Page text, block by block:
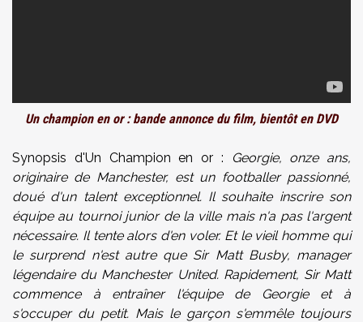
Un champion en or : bande annonce du film, bientôt en DVD
Synopsis d'Un Champion en or :
Georgie, onze ans,
originaire de Manchester, est un footballer passionné,
doué d'un talent exceptionnel. Il souhaite inscrire son
équipe au tournoi junior de la ville mais n'a pas l'argent
nécessaire. Il tente alors d'en voler. Et le vieil homme qui
le surprend n'est autre que Sir Matt Busby, manager
légendaire du Manchester United. Rapidement, Sir Matt
commence à entraîner l'équipe de Georgie et à
s'occuper du petit. Mais le garçon s'emmêle toujours